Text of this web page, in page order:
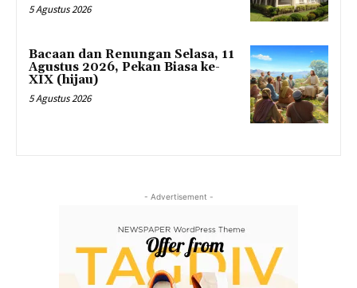
5 Agustus 2026
Bacaan dan Renungan Selasa, 11
Agustus 2026, Pekan Biasa ke-
XIX (hijau)
5 Agustus 2026
- Advertisement -